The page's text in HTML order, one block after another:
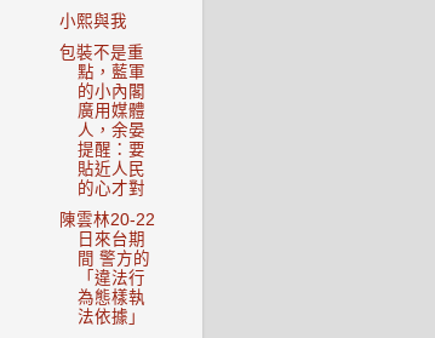
小熙與我
包裝不是重
點，藍軍
的小內閣
廣用媒體
人，余晏
提醒：要
貼近人民
的心才對
陳雲林20-22
日來台期
間 警方的
「違法行
為態樣執
法依據」